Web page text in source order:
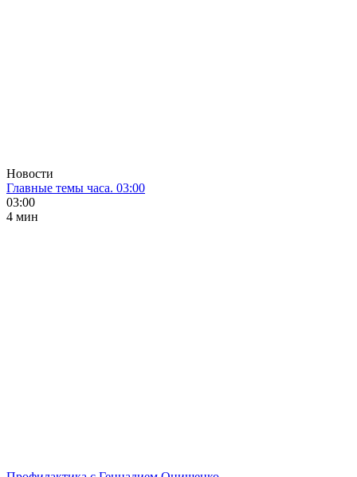
Новости
Главные темы часа. 03:00
03:00
4 мин